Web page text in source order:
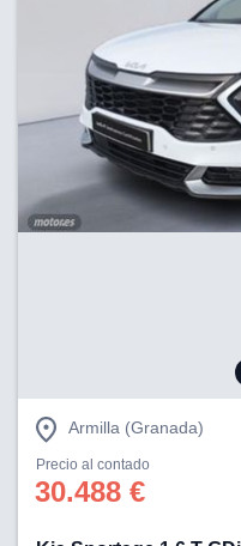
Armilla (Granada)
Precio al contado
30.488 €